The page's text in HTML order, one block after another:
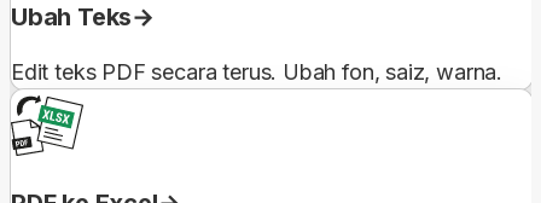
Ubah Teks
Edit teks PDF secara terus. Ubah fon, saiz, warna.